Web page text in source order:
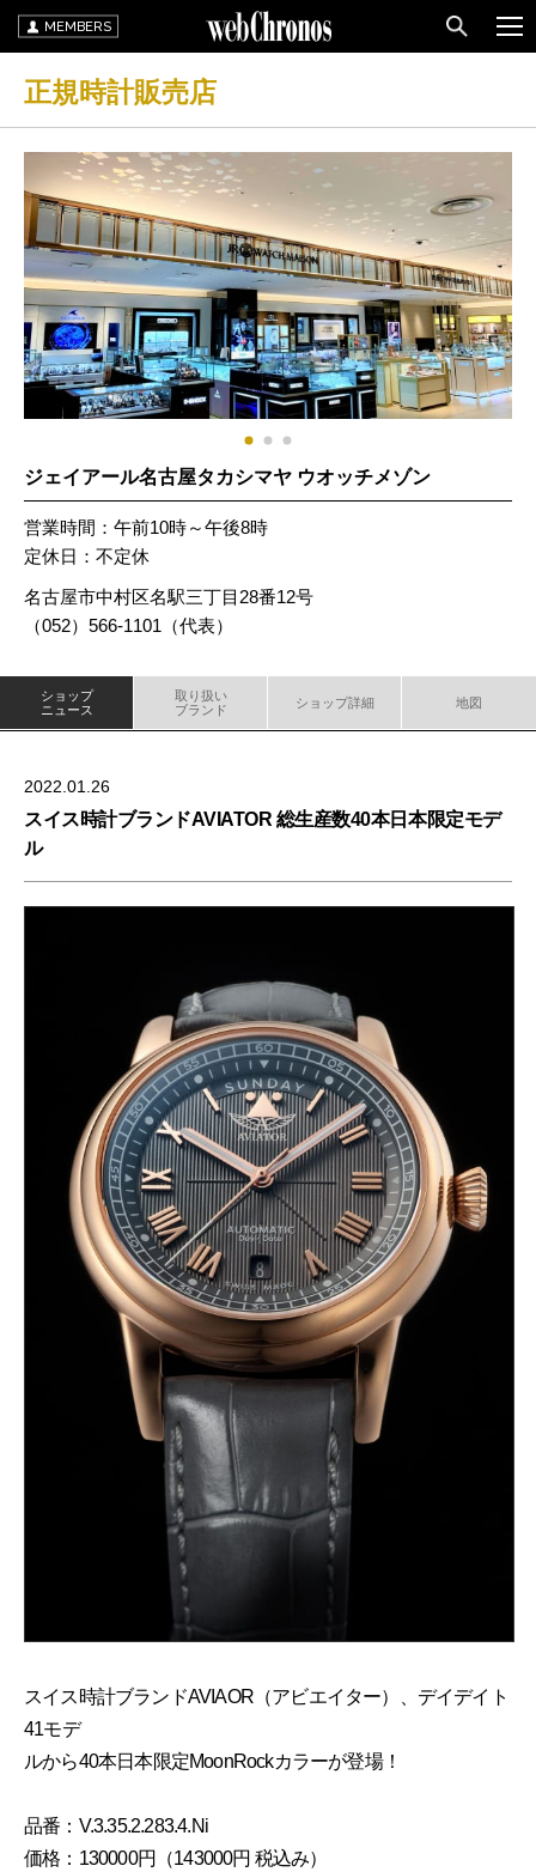
MEMBERS
正規時計販売店
ジェイアール名古屋タカシマヤ ウオッチメゾン
営業時間：午前10時～午後8時
定休日：不定休
名古屋市中村区名駅三丁目28番12号
（052）566-1101（代表）
ショップ
ニュース
取り扱い
ブランド
ショップ詳細 地図
2022.01.26
スイス時計ブランドAVIATOR 総⽣産数40本⽇本限定モデ
ル
スイス時計ブランドAVIAOR（アビエイター）、デイデイト
41モデ
ルから40本⽇本限定MoonRockカラーが登場！
品番：V.3.35.2.283.4.Ni
価格：130000円（143000円 税込み）